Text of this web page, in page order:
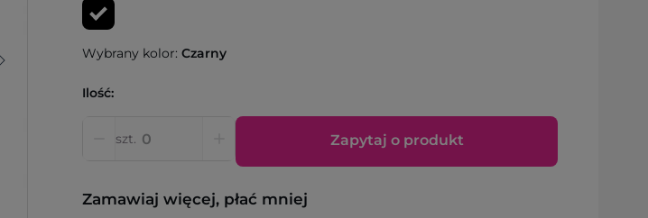
Wybrany kolor: Czarny
Ilość:
szt. Zapytaj o produkt
Zamawiaj więcej, płać mniej